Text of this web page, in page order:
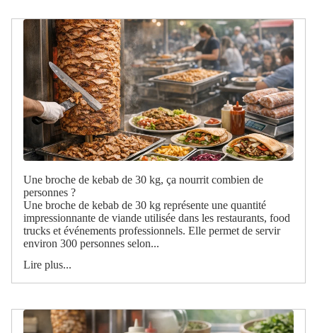
Une broche de kebab de 30 kg, ça nourrit combien de
personnes ?
Une broche de kebab de 30 kg représente une quantité
impressionnante de viande utilisée dans les restaurants, food
trucks et événements professionnels. Elle permet de servir
environ 300 personnes selon...
Lire plus...